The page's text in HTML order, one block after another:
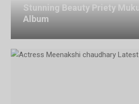
Stunning Beauty Priety
Album